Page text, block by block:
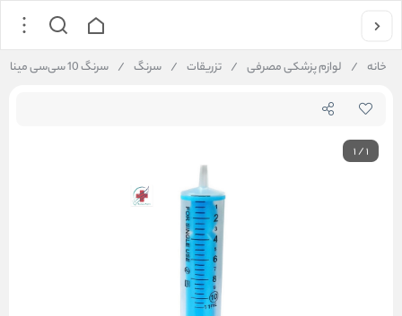
خانه / لوازم پزشکی مصرفی / تزریقات / سرنگ / سرنگ 10 سی‌سی مینا
1/1